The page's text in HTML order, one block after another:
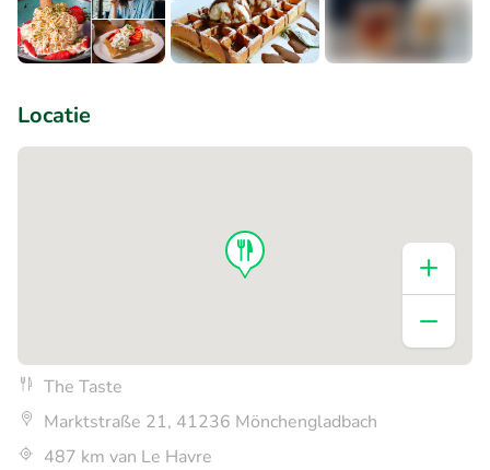
Locatie
The Taste
Marktstraße 21, 41236 Mönchengladbach
487 km van Le Havre